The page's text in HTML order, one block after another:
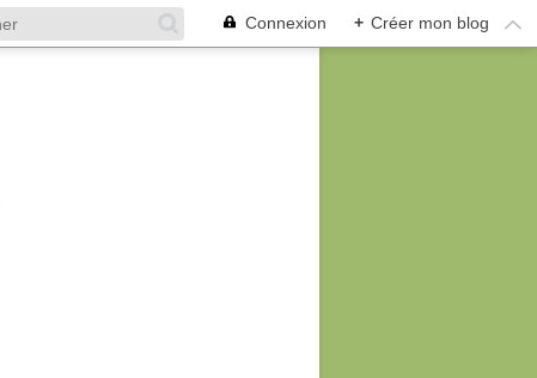
Connexion + Créer mon blog